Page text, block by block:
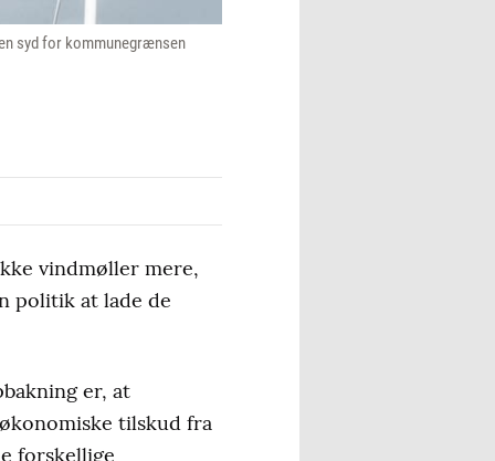
syd for kommunegrænsen
vindmøller mere,
politik at lade de
er, at
tilskud fra
forskellige